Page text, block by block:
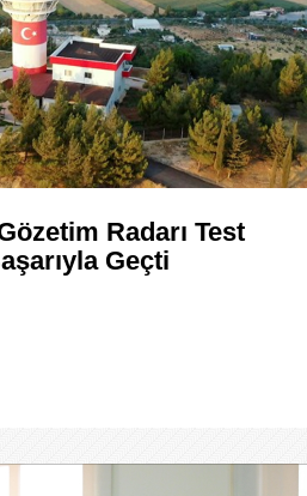
Radarı Test
Geçti